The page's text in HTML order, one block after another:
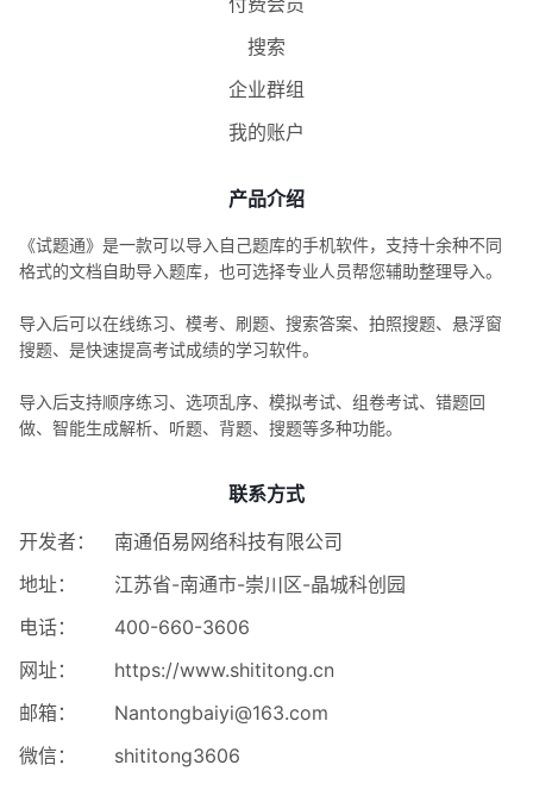
搜索
企业群组
我的账户
产品介绍
《试题通》是一款可以导入自己题库的手机软件，支持十余种不同
格式的文档自助导入题库，也可选择专业人员帮您辅助整理导入。
导入后可以在线练习、模考、刷题、搜索答案、拍照搜题、悬浮窗
搜题、是快速提高考试成绩的学习软件。
导入后支持顺序练习、选项乱序、模拟考试、组卷考试、错题回
做、智能生成解析、听题、背题、搜题等多种功能。
联系方式
开发者：
南通佰易网络科技有限公司
地址：
江苏省-南通市-崇川区-晶城科创园
电话：
400-660-3606
网址：
https://www.shititong.cn
邮箱：
Nantongbaiyi@163.com
微信：
shititong3606